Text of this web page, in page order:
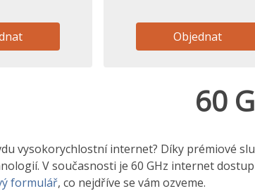
Objednat
60
vysokorychlostní internet? Díky prémiové
V současnosti je 60 GHz internet
formulář, co nejdříve se vám ozveme.